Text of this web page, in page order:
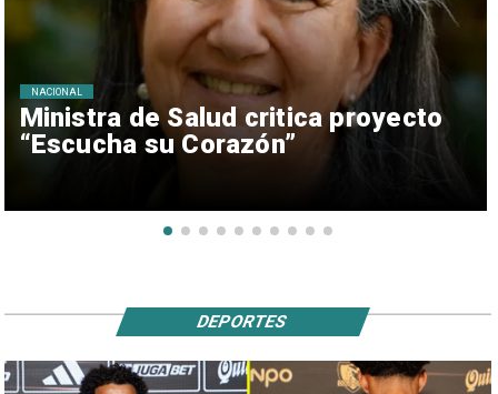
Ministra de Salud critica proyecto
“Escucha su Corazón”
NACIONAL
DEPORTES